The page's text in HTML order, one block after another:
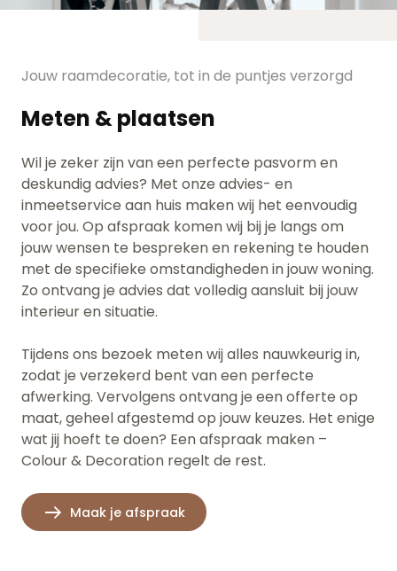
Jouw raamdecoratie, tot in de puntjes verzorgd
Meten & plaatsen
Wil je zeker zijn van een perfecte pasvorm en
deskundig advies? Met onze advies- en
inmeetservice aan huis maken wij het eenvoudig
voor jou. Op afspraak komen wij bij je langs om
jouw wensen te bespreken en rekening te houden
met de specifieke omstandigheden in jouw woning.
Zo ontvang je advies dat volledig aansluit bij jouw
interieur en situatie.
Tijdens ons bezoek meten wij alles nauwkeurig in,
zodat je verzekerd bent van een perfecte
afwerking. Vervolgens ontvang je een offerte op
maat, geheel afgestemd op jouw keuzes. Het enige
wat jij hoeft te doen? Een afspraak maken –
Colour & Decoration regelt de rest.
Maak je afspraak